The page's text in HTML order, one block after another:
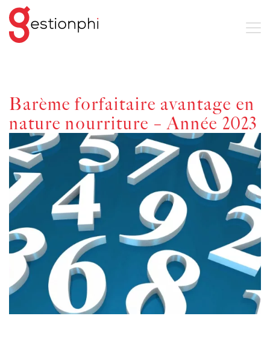
Barème forfaitaire avantage en
nature nourriture – Année 2023